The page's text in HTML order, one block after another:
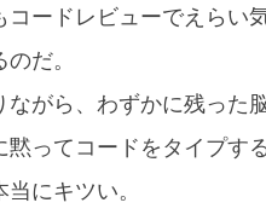
ードレビューでえらい
だ。
がら、わずかに残った
ってコードをタイプす
にキツい。